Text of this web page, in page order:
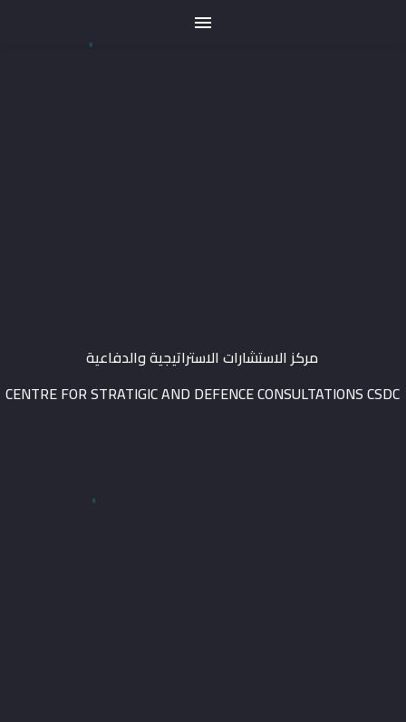
مركز الاستشارات الاستراتيجية والدفاعية
CENTRE FOR STRATIGIC AND DEFENCE CONSULTATIONS CSDC